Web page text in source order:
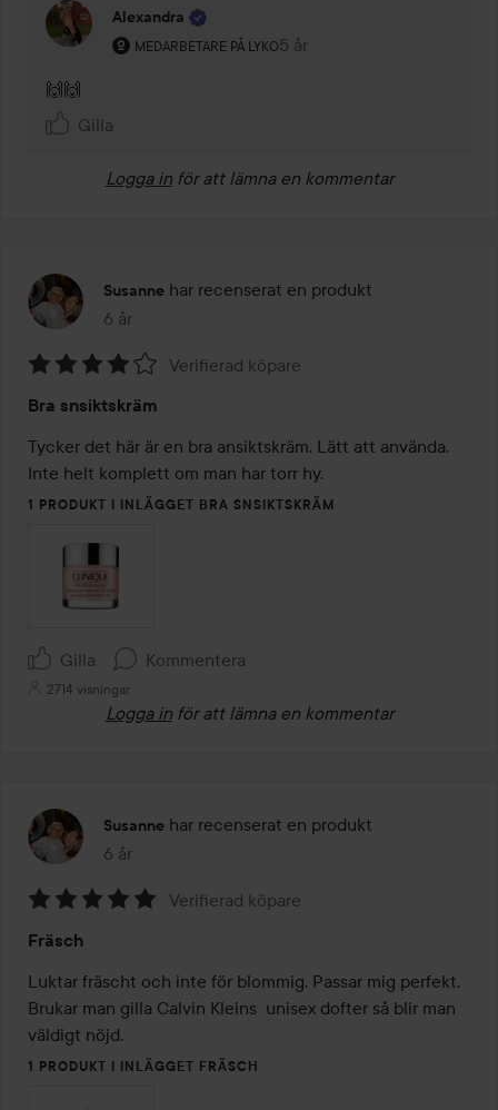
Alexandra
MEDARBETARE PÅ LYKO
Användarens roll: Medarbetare på Lyko.
5 år
Kommentaren lades 5 år
🙌🙌
Gilla
Logga in för att lämna en kommentar
Susanne har recenserat en produkt
6 år
Inlägget skapades 6 år
4
av
5
Verifierad köpare
Bra snsiktskräm
Tycker det här är en bra ansiktskräm. Lätt att använda.
Inte helt komplett om man har torr hy.
1 PRODUKT I INLÄGGET BRA SNSIKTSKRÄM
Gilla Kommentera
2714 visningar
Logga in för att lämna en kommentar
Susanne har recenserat en produkt
6 år
Inlägget skapades 6 år
5
av
5
Verifierad köpare
Fräsch
Luktar fräscht och inte för blommig. Passar mig perfekt.
Brukar man gilla Calvin Kleins  unisex dofter så blir man
väldigt nöjd.
1 PRODUKT I INLÄGGET FRÄSCH